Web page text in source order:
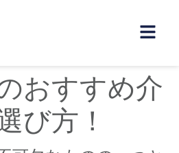
おすすめ介
び方！